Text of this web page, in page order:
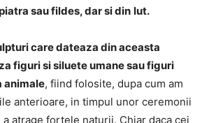
sau fildes, dar si din lut.
care dateaza din aceasta
figuri si siluete umane sau figuri
animale, fiind folosite, dupa cum am
anterioare, in timpul unor ceremonii
atrage fortele naturii. Chiar daca cei